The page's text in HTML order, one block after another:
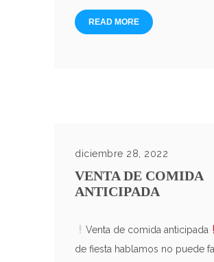
READ MORE
diciembre 28, 2022
VENTA DE COMIDA
ANTICIPADA
Venta de comida anticipada
de fiesta hablamos no puede